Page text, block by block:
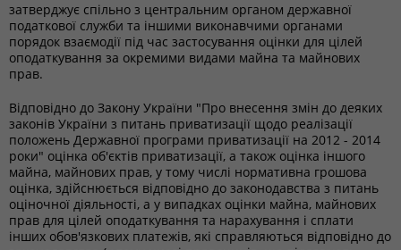
затверджує спільно з центральним органом державної
податкової служби та іншими виконавчими органами
порядок взаємодії під час застосування оцінки для цілей
оподаткування за окремими видами майна та майнових
прав.
Відповідно до Закону України "Про внесення змін до деяких
законів України з питань приватизації щодо реалізації
положень Державної програми приватизації на 2012 - 2014
роки" оцінка об'єктів приватизації, а також оцінка іншого
майна, майнових прав, у тому числі нормативна грошова
оцінка, здійснюється відповідно до законодавства з питань
оціночної діяльності, а у випадках оцінки майна, майнових
прав для цілей оподаткування та нарахування і сплати
інших обов'язкових платежів, які справляються відповідно до